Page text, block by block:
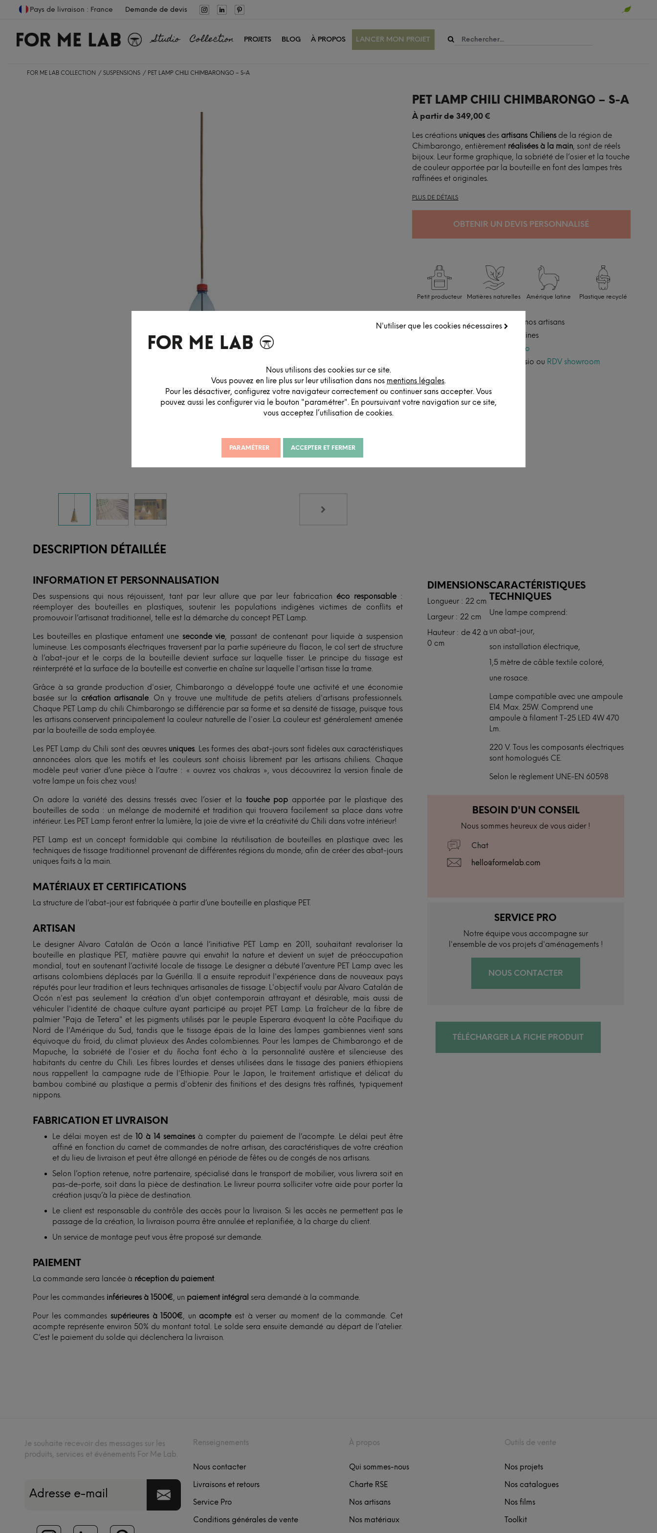
N'utiliser que les cookies nécessaires
Nous utilisons des cookies sur ce site.
Vous pouvez en lire plus sur leur utilisation dans nos mentions légales.
Pour les désactiver, configurez votre navigateur correctement ou continuer sans accepter. Vous
pouvez aussi les configurer via le bouton "paramétrer". En poursuivant votre navigation sur ce site,
vous acceptez l’utilisation de cookies.
PARAMÉTRER ACCEPTER ET FERMER
Pays de livraison : France Demande de devis
Studio Collection PROJETS BLOG À PROPOS LANCER MON PROJET
FOR ME LAB COLLECTION SUSPENSIONS PET LAMP CHILI CHIMBARONGO – S-A
PET LAMP CHILI CHIMBARONGO – S-A
À partir de 349,00€
Les créations uniquesdes artisans Chiliensde la région de
Chimbarongo, entièrement réalisées à la main, sont de réels
bijoux. Leur forme graphique, la sobriété de l’osier et la touche
de couleur apportée par la bouteille en font des lampes très
raffinées et originales.
PLUS DE DÉTAILS
OBTENIR UN DEVIS PERSONNALISÉ
Petit producteur Matières naturelles Amérique latine Plastique recyclé
Réalisé à la demande par nos artisans
Expédition sous 6 à 8 semaines
service pro
Conseil personnalisé par visio ou RDV showroom
DESCRIPTION DÉTAILLÉE
INFORMATION ET PERSONNALISATION
Des suspensions qui nous réjouissent, tant par leur allure que par leur fabrication éco responsable :
réemployer des bouteilles en plastiques, soutenir les populations indigènes victimes de conflits et
promouvoir l’artisanat traditionnel, telle est la démarche du concept PET Lamp.
Les bouteilles en plastique entament une seconde vie, passant de contenant pour liquide à suspension
lumineuse. Les composants électriques traversent par la partie supérieure du flacon, le col sert de structure
à l’abat-jour et le corps de la bouteille devient surface sur laquelle tisser. Le principe du tissage est
réinterprété et la surface de la bouteille est convertie en chaîne sur laquelle l'artisan tisse la trame.
Grâce à sa grande production d'osier, Chimbarongo a développé toute une activité et une économie
basée sur la création artisanale. On y trouve une multitude de petits ateliers d'artisans professionnels.
Chaque PET Lamp du chili Chimbarongo se différencie par sa forme et sa densité de tissage, puisque tous
les artisans conservent principalement la couleur naturelle de l'osier. La couleur est généralement amenée
par la bouteille de soda employée.
Les PET Lamp du Chili sont des œuvres uniques. Les formes des abat-jours sont fidèles aux caractéristiques
annoncées alors que les motifs et les couleurs sont choisis librement par les artisans chiliens. Chaque
modèle peut varier d’une pièce à l’autre : « ouvrez vos chakras », vous découvrirez la version finale de
votre lampe un fois chez vous!
On adore la variété des dessins tressés avec l’osier et la touche pop apportée par le plastique des
bouteilles de soda : un mélange de modernité et tradition qui trouvera facilement sa place dans votre
intérieur. Les PET Lamp feront entrer la lumière, la joie de vivre et la créativité du Chili dans votre intérieur!
PET Lamp est un concept formidable qui combine la réutilisation de bouteilles en plastique avec les
techniques de tissage traditionnel provenant de différentes régions du monde, afin de créer des abat-jours
uniques faits à la main.
MATÉRIAUX ET CERTIFICATIONS
La structure de l’abat-jour est fabriquée à partir d’une bouteille en plastique PET.
ARTISAN
Le designer Alvaro Catalán de Ocón a lancé l’initiative PET Lamp en 2011, souhaitant revaloriser la
bouteille en plastique PET, matière pauvre qui envahit la nature et devient un sujet de préoccupation
mondial, tout en soutenant l’activité locale de tissage. Le designer a débuté l’aventure PET Lamp avec les
artisans colombiens déplacés par la Guérilla. Il a ensuite reproduit l'expérience dans de nouveaux pays
réputés pour leur tradition et leurs techniques artisanales de tissage. L'objectif voulu par Alvaro Catalán de
Ocón n'est pas seulement la création d'un objet contemporain attrayant et désirable, mais aussi de
véhiculer l'identité de chaque culture ayant participé au projet PET Lamp. La fraîcheur de la fibre de
palmier "Paja de Tetera" et les pigments utilisés par le peuple Esperara évoquent la côte Pacifique du
Nord de l'Amérique du Sud, tandis que le tissage épais de la laine des lampes gambiennes vient sans
équivoque du froid, du climat pluvieux des Andes colombiennes. Pour les lampes de Chimbarongo et de
Mapuche, la sobriété de l'osier et du ñocha font écho à la personnalité austère et silencieuse des
habitants du centre du Chili. Les fibres lourdes et denses utilisées dans le tissage des paniers éthiopiens
nous rappellent la campagne rude de l'Ethiopie. Pour le Japon, le traitement artistique et délicat du
bambou combiné au plastique a permis d'obtenir des finitions et des designs très raffinés, typiquement
nippons.
FABRICATION ET LIVRAISON
Le délai moyen est de10 à 14 semainesà compter du paiement de l’acompte. Le délai peut être
affiné en fonction du carnet de commandes de notre artisan, des caractéristiques de votre création
et du lieu de livraison et peut être allongé en période de fêtes ou de congés de nos artisans.
Selon l’option retenue, notre partenaire, spécialisé dans le transport de mobilier, vous livrera soit en
pas-de-porte, soit dans la pièce de destination. Le livreur pourra solliciter votre aide pour porter la
création jusqu’à la pièce de destination.
Le client est responsable du contrôle des accès pour la livraison. Si les accès ne permettent pas le
passage de la création, la livraison pourra être annulée et replanifiée, à la charge du client.
Un service de montage peut vous être proposé sur demande.
PAIEMENT
La commande sera lancée à réception du paiement.
Pour les commandes inférieures à 1500€, un paiement intégral sera demandé à la commande.
Pour les commandes supérieures à 1500€, un acompteest à verser au moment de la commande. Cet
acompte représente environ 50% du montant total. Le solde sera ensuite demandé au départ de l’atelier.
C’est le paiement du solde qui déclenchera la livraison.
DIMENSIONS
Longueur : 22 cm
Largeur : 22 cm
Hauteur : de 42 à
0 cm
CARACTÉRISTIQUES
TECHNIQUES
Une lampe comprend:
un abat-jour,
son installation électrique,
1,5 mètre de câble textile coloré,
une rosace.
Lampe compatible avec une ampoule
E14. Max. 25W. Comprend une
ampoule à filament T-25 LED 4W 470
Lm.
220 V. Tous les composants électriques
sont homologués CE.
Selon le règlement UNE-EN 60598
BESOIN D'UN CONSEIL
Nous sommes heureux de vous aider !
Chat
hello@formelab.com
SERVICE PRO
Notre équipe vous accompagne sur
l'ensemble de vos projets d'aménagements !
NOUS CONTACTER
TÉLÉCHARGER LA FICHE PRODUIT
Je souhaite recevoir des messages sur les
produits, services et événements For Me Lab.
Renseignements
Nous contacter
Livraisons et retours
Service Pro
Conditions générales de vente
À propos
Qui sommes-nous
Charte RSE
Nos artisans
Nos matériaux
Outils de vente
Nos projets
Nos catalogues
Nos films
Toolkit